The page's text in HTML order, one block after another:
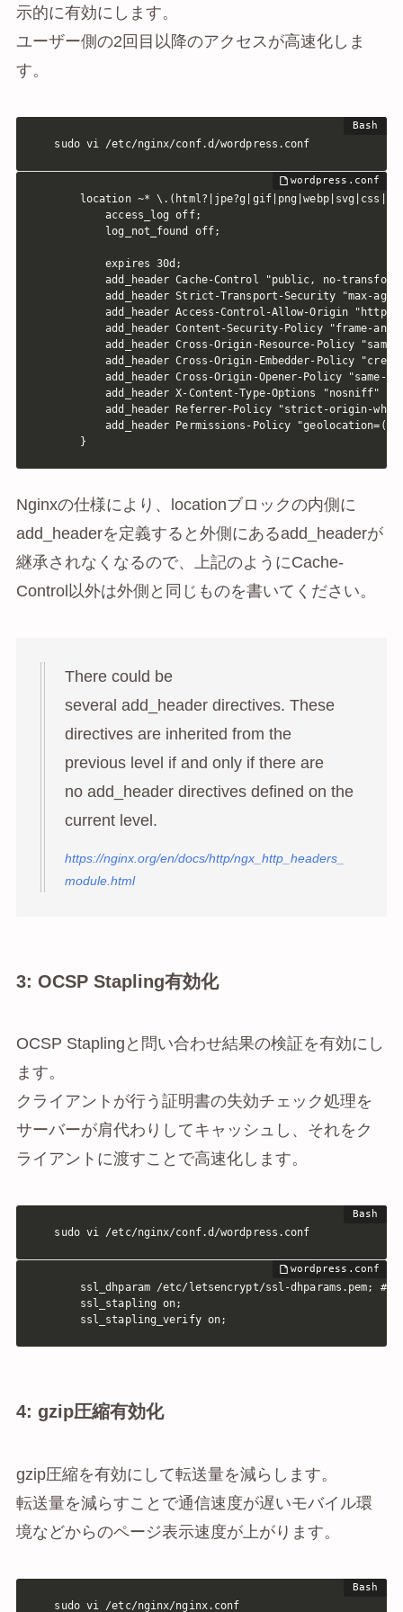
示的に有効にします。
ユーザー側の2回目以降のアクセスが高速化しま
す。
sudo vi /etc/nginx/conf.d/wordpress.conf
location ~*
        access_log off;
        log_not_found off;
        expires 30d;
add_header Cache-Control "public, no-
add_header Strict-Transport-Security "max-
add_header Access-Control-Allow-Origin
add_header Content-Security-Policy "frame-
add_header Cross-Origin-Resource-Policy
add_header Cross-Origin-Embedder-Policy
add_header Cross-Origin-Opener-Policy "same-
add_header X-Content-Type-Options "nosniff"
add_header Referrer-Policy "strict-origin-
add_header Permissions-Policy
    }
Nginxの仕様により、locationブロックの内側に
add_headerを定義すると外側にあるadd_headerが
継承されなくなるので、上記のようにCache-
Control以外は外側と同じものを書いてください。
There could be
several add_header directives. These
directives are inherited from the
previous level if and only if there are
no add_header directives defined on the
current level.
https://nginx.org/en/docs/http/ngx_http_headers_
module.html
3: OCSP Stapling有効化
OCSP Staplingと問い合わせ結果の検証を有効にし
ます。
クライアントが行う証明書の失効チェック処理を
サーバーが肩代わりしてキャッシュし、それをク
ライアントに渡すことで高速化します。
sudo vi /etc/nginx/conf.d/wordpress.conf
ssl_dhparam /etc/letsencrypt/ssl-dhparams.pem; #
    ssl_stapling on;
    ssl_stapling_verify on;
4: gzip圧縮有効化
gzip圧縮を有効にして転送量を減らします。
転送量を減らすことで通信速度が遅いモバイル環
境などからのページ表示速度が上がります。
sudo vi /etc/nginx/nginx.conf